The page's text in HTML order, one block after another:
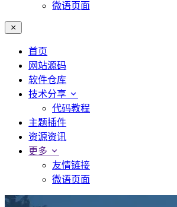
微语页面
首页
网站源码
软件仓库
技术分享
代码教程
主题插件
资源资讯
更多
友情链接
微语页面